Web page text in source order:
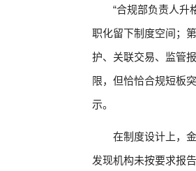
“合规部负责人升
职化留下制度空间；
护、关联交易、监管
限，但恰恰合规短板
示。
在制度设计上，
发现机构未按要求报